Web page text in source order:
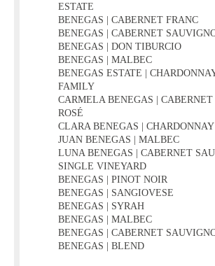
ESTATE
BENEGAS | CABERNET FRANC
BENEGAS | CABERNET
BENEGAS | DON TIBURCIO
BENEGAS | MALBEC
BENEGAS ESTATE |
FAMILY
CARMELA BENEGAS | CABERNET
ROSÉ
CLARA BENEGAS | CHARDONNAY
JUAN BENEGAS | MALBEC
LUNA BENEGAS | CABERNET
SINGLE VINEYARD
BENEGAS | PINOT NOIR
BENEGAS | SANGIOVESE
BENEGAS | SYRAH
BENEGAS | MALBEC
BENEGAS | CABERNET
BENEGAS | BLEND